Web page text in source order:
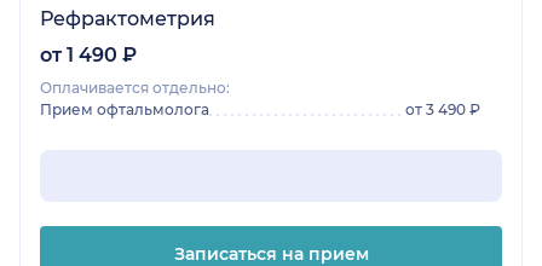
Рефрактометрия
от 1 490 ₽
Оплачивается отдельно:
Прием офтальмолога
от 3 490 ₽
Записаться на прием